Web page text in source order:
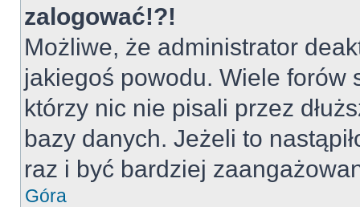
zalogować!?!
Możliwe, że administrator
jakiegoś powodu. Wiele forów
którzy nic nie pisali przez
bazy danych. Jeżeli to
raz i być bardziej
Góra